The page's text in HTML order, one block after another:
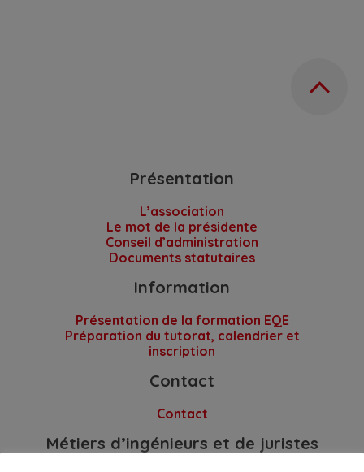
Présentation
L’association
Le mot de la présidente
Conseil d’administration
Documents statutaires
Information
Présentation de la formation EQE
Préparation du tutorat, calendrier et
inscription
Contact
Contact
Métiers d’ingénieurs et de juristes